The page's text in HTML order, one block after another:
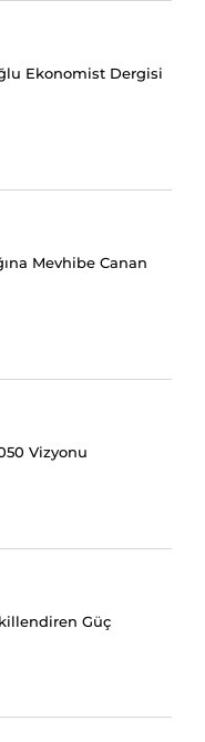
Ekonomist Dergisi
Mevhibe Canan
Vizyonu
Güç